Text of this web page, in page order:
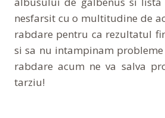
nesfarsit cu o multitudine de
rabdare pentru ca rezultatul
si sa nu intampinam
rabdare acum ne va salva
tarziu!